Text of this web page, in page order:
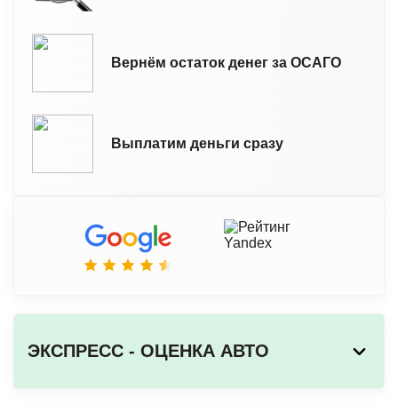
Вернём остаток денег за ОСАГО
Выплатим деньги сразу
ЭКСПРЕСС - ОЦЕНКА АВТО